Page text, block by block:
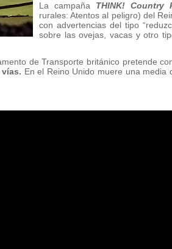
La campaña THINK! Country
rurales: Atentos al peligro) del
con advertencias del tipo
sobre las ovejas, vacas y otro
de Transporte británico pretende
En el Reino Unido muere una